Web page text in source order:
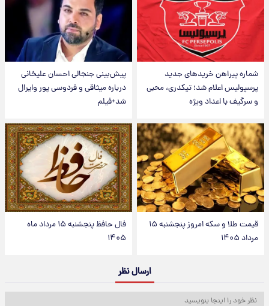
شماره پیراهن خریدهای جدید
پرسپولیس اعلام شد؛ تیکدری، محبی
و سرگیف با اعداد ویژه
پیش‌بینی جنجالی احسان علیخانی
درباره میثاقی و فردوسی پور وایرال
شد+فیلم
قیمت طلا و سکه امروز پنجشنبه ۱۵
مرداد ۱۴۰۵
فال حافظ پنجشنبه ۱۵ مرداد ماه
۱۴۰۵
ارسال نظر